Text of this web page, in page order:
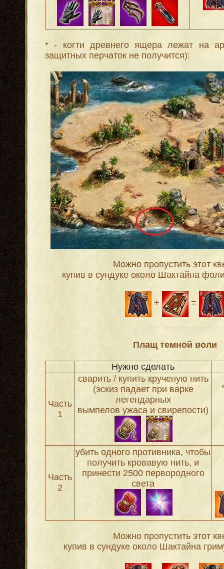
* - когти древнего ящера лежат на
защитных перчаток не получится):
Можно пропустить этот
купив в сундуке около Шактайна
+ =
Плащ темной воли
Нужно сделать
Часть
1
сварить / купить крученую нить
(эскиз падает при варке
легендарных
вымпелов ужаса и свирепости)
Часть
2
убить одного противника, чтобы
получить кровавую нить, и
принести 2500 первородного
света
Можно пропустить этот
купив в сундуке около Шактайна